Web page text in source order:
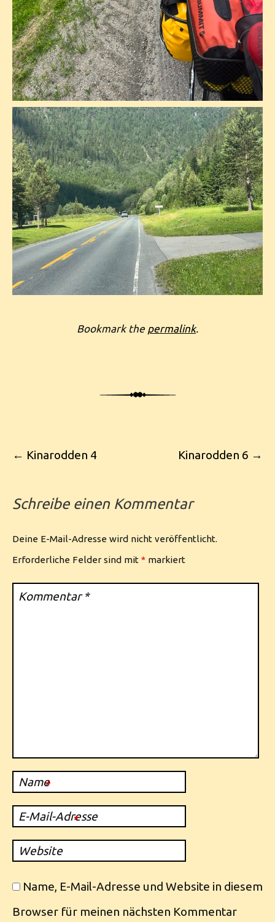
Bookmark the permalink.
Post navigation
← Kinarodden 4 Kinarodden 6 →
Schreibe einen Kommentar
Deine E-Mail-Adresse wird nicht veröffentlicht.
Erforderliche Felder sind mit * markiert
Kommentar*
Name
*
E-Mail-Adresse
*
Website
Name, E-Mail-Adresse und Website in diesem
Browser für meinen nächsten Kommentar